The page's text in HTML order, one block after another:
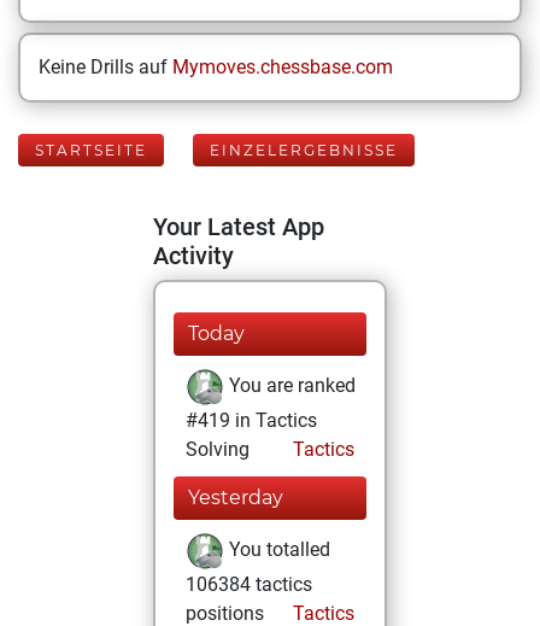
Keine Drills auf Mymoves.chessbase.com
STARTSEITE EINZELERGEBNISSE
Your Latest App
Activity
Today
You are ranked
#419 in Tactics
Solving
Tactics
Yesterday
You totalled
106384 tactics
positions
Tactics